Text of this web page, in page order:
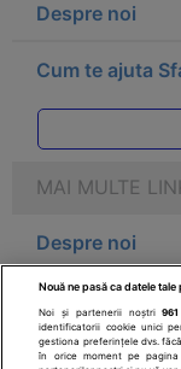
Despre noi
Cum te ajuta
MAI MULTE
Despre noi
Legal
Drepturile
Nouă ne pasă ca datele
Noi și partenerii noștri961
identificatorii cookie unici
gestiona preferințele dvs.
în orice moment pe